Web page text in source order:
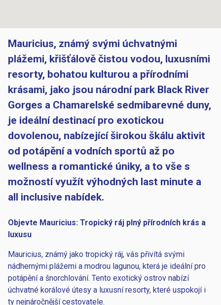
Mauricius, známý svými úchvatnými
plážemi, křišťálově čistou vodou, luxusními
resorty, bohatou kulturou a přírodními
krásami, jako jsou národní park Black River
Gorges a Chamarelské sedmibarevné duny,
je ideální destinací pro exotickou
dovolenou, nabízející širokou škálu aktivit
od potápění a vodních sportů až po
wellness a romantické úniky, a to vše s
možností využít výhodných last minute a
all inclusive nabídek.
Objevte Mauricius: Tropický ráj plný přírodních krás a
luxusu
Mauricius, známý jako tropický ráj, vás přivítá svými
nádhernými plážemi a modrou lagunou, která je ideální pro
potápění a šnorchlování. Tento exotický ostrov nabízí
úchvatné korálové útesy a luxusní resorty, které uspokojí i
ty nejnáročnější cestovatele.